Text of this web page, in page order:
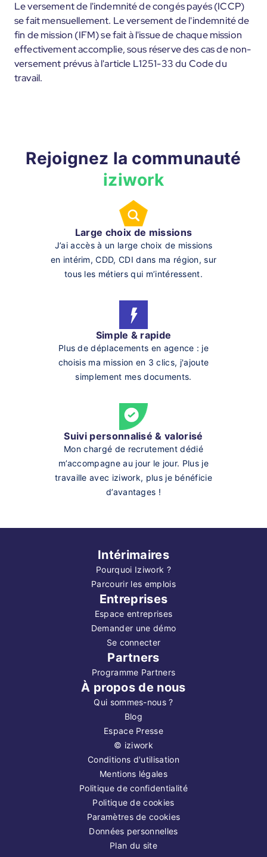
Le versement de l'indemnité de congés payés (ICCP)
se fait mensuellement. Le versement de l'indemnité de
fin de mission (IFM) se fait à l'issue de chaque mission
effectivement accomplie, sous réserve des cas de non-
versement prévus à l'article L1251-33 du Code du
travail.
Rejoignez la communauté
iziwork
Large choix de missions
J’ai accès à un large choix de missions
en intérim, CDD, CDI dans ma région, sur
tous les métiers qui m’intéressent.
Simple & rapide
Plus de déplacements en agence : je
choisis ma mission en 3 clics, j'ajoute
simplement mes documents.
Suivi personnalisé & valorisé
Mon chargé de recrutement dédié
m’accompagne au jour le jour. Plus je
travaille avec iziwork, plus je bénéficie
d’avantages !
Intérimaires
Pourquoi Iziwork ?
Parcourir les emplois
Entreprises
Espace entreprises
Demander une démo
Se connecter
Partners
Programme Partners
À propos de nous
Qui sommes-nous ?
Blog
Espace Presse
© iziwork
Conditions d'utilisation
Mentions légales
Politique de confidentialité
Politique de cookies
Paramètres de cookies
Données personnelles
Plan du site